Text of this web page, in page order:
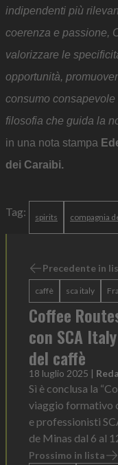
indipendenti più
coerenza e passione,
valorizzare le
opportunità,
consumo
filosofia che guida la
in una nota stampa
dei Caraibi.
Tag: spirits compagnia
Precedente in
caffè sca italy
Coffee
con SCA
del caffè
18 luglio 2025 |
Sì è conclusa la
viaggio formativo
e professionisti
de Minas dal 6 al
Prossimo in lista